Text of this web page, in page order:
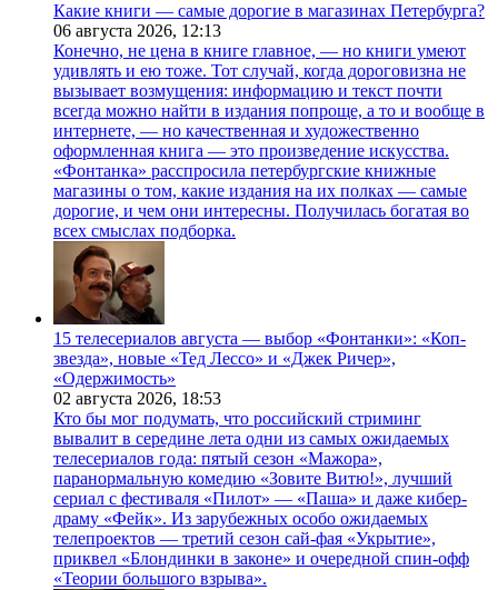
Какие книги — самые дорогие в магазинах Петербурга?
06 августа 2026, 12:13
Конечно, не цена в книге главное, — но книги умеют
удивлять и ею тоже. Тот случай, когда дороговизна не
вызывает возмущения: информацию и текст почти
всегда можно найти в издания попроще, а то и вообще в
интернете, — но качественная и художественно
оформленная книга — это произведение искусства.
«Фонтанка» расспросила петербургские книжные
магазины о том, какие издания на их полках — самые
дорогие, и чем они интересны. Получилась богатая во
всех смыслах подборка.
15 телесериалов августа — выбор «Фонтанки»: «Коп-
звезда», новые «Тед Лессо» и «Джек Ричер»,
«Одержимость»
02 августа 2026, 18:53
Кто бы мог подумать, что российский стриминг
вывалит в середине лета одни из самых ожидаемых
телесериалов года: пятый сезон «Мажора»,
паранормальную комедию «Зовите Витю!», лучший
сериал с фестиваля «Пилот» — «Паша» и даже кибер-
драму «Фейк». Из зарубежных особо ожидаемых
телепроектов — третий сезон сай-фая «Укрытие»,
приквел «Блондинки в законе» и очередной спин-офф
«Теории большого взрыва».